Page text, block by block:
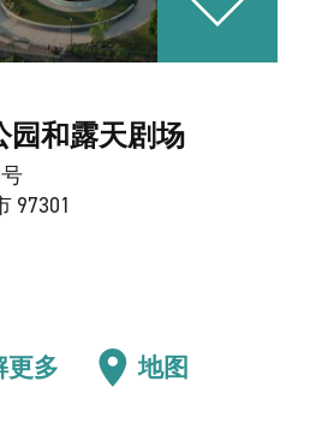
园和露天剧场
97301
更多 地图